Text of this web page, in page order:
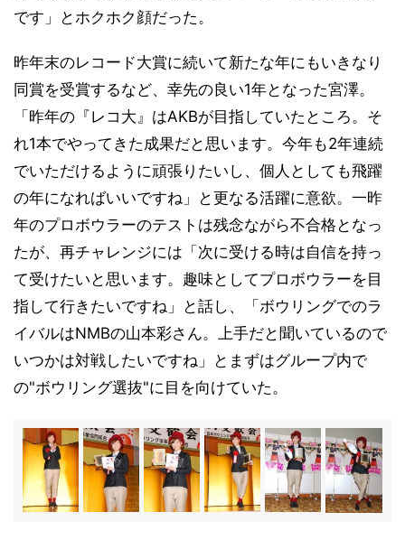
です」とホクホク顔だった。
昨年末のレコード大賞に続いて新たな年にもいきなり
同賞を受賞するなど、幸先の良い1年となった宮澤。
「昨年の『レコ大』はAKBが目指していたところ。そ
れ1本でやってきた成果だと思います。今年も2年連続
でいただけるように頑張りたいし、個人としても飛躍
の年になればいいですね」と更なる活躍に意欲。一昨
年のプロボウラーのテストは残念ながら不合格となっ
たが、再チャレンジには「次に受ける時は自信を持っ
て受けたいと思います。趣味としてプロボウラーを目
指して行きたいですね」と話し、「ボウリングでのラ
イバルはNMBの山本彩さん。上手だと聞いているので
いつかは対戦したいですね」とまずはグループ内で
の"ボウリング選抜"に目を向けていた。